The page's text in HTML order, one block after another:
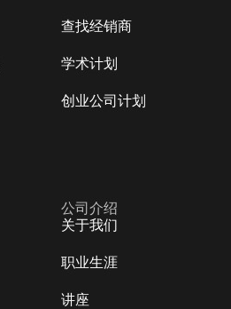
查找经销商
学术计划
创业公司计划
公司介绍
关于我们
职业生涯
讲座